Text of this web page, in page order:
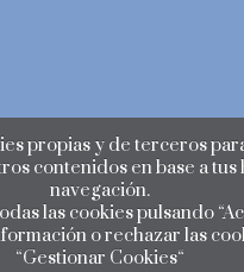
propias y de terceros
contenidos en base a tus
navegación.
las cookies pulsando
o rechazar las
“Gestionar Cookies“